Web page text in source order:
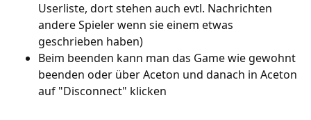
Userliste, dort stehen auch evtl. Nachrichten
andere Spieler wenn sie einem etwas
geschrieben haben)
Beim beenden kann man das Game wie gewohnt
beenden oder über Aceton und danach in Aceton
auf "Disconnect" klicken